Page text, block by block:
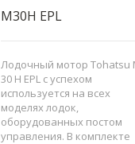
M30H EPL
Лодочный мотор Tohatsu
30 H EPL с успехом
используется на всех
моделях лодок,
оборудованных постом
управления. В комплекте